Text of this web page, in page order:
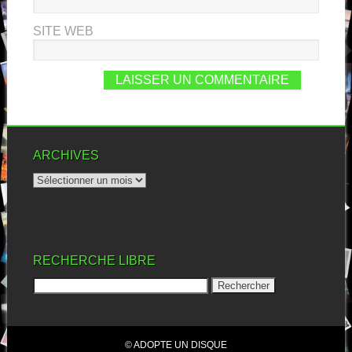
SITE WEB
ARCHIVES
RECHERCHE LIBRE
© ADOPTE UN DISQUE